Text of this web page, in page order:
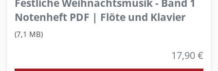
Festliche Weihnachtsmusik - Band 1
Notenheft PDF | Flöte und Klavier
(7,1 MB)
17,90 €